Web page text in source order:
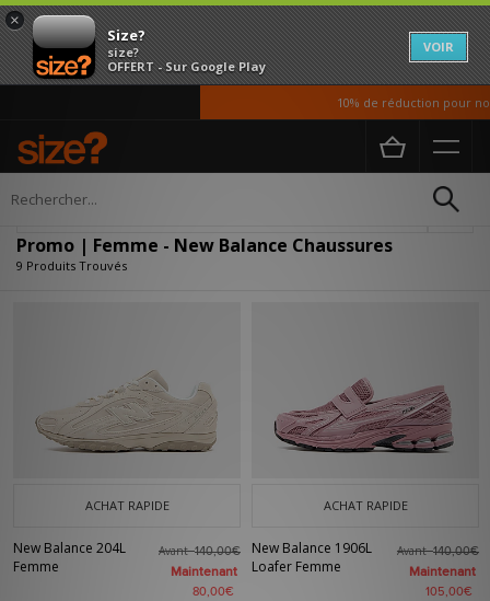
×
Size?
size?
OFFERT - Sur Google Play
VOIR
10% de réduction pour nos
Accueil Femme
Promo | Femme - New Balance Chaussures
9 Produits Trouvés
ACHAT RAPIDE
New Balance 204L
Femme
Avant140,00€
Maintenant
80,00€
ACHAT RAPIDE
New Balance 1906L
Loafer Femme
Avant140,00€
Maintenant
105,00€